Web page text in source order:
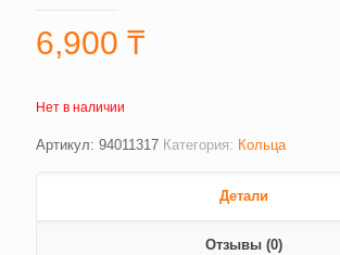
6,900 ₸
Нет в наличии
Артикул: 94011317 Категория: Кольца
Детали
Отзывы (0)